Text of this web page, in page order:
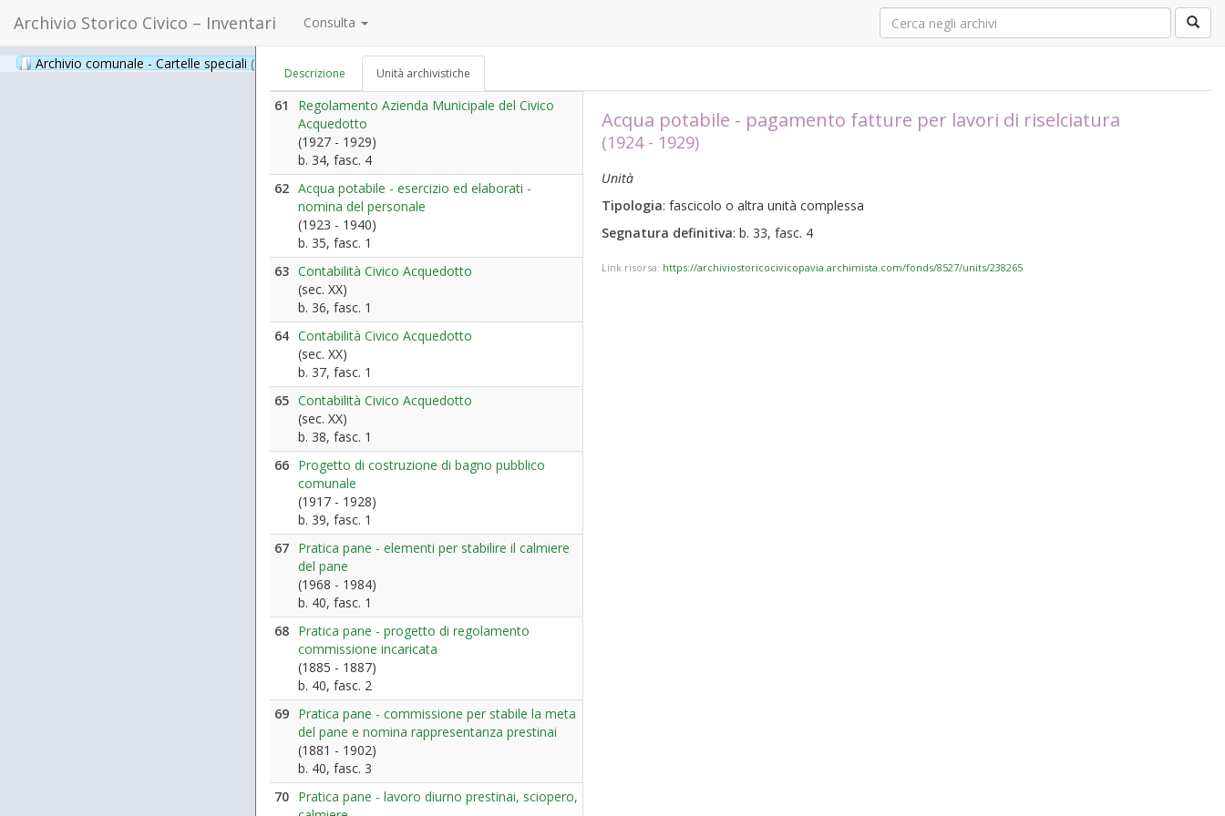
Archivio Storico Civico – Inventari Consulta
Archivio comunale - Cartelle speciali (397)
Descrizione Unità archivistiche
61
Regolamento Azienda Municipale del Civico
Acquedotto
(1927 - 1929)
b. 34, fasc. 4
62 Acqua potabile - esercizio ed elaborati -
nomina del personale
(1923 - 1940)
b. 35, fasc. 1
63 Contabilità Civico Acquedotto
(sec. XX)
b. 36, fasc. 1
64 Contabilità Civico Acquedotto
(sec. XX)
b. 37, fasc. 1
65 Contabilità Civico Acquedotto
(sec. XX)
b. 38, fasc. 1
66 Progetto di costruzione di bagno pubblico
comunale
(1917 - 1928)
b. 39, fasc. 1
67 Pratica pane - elementi per stabilire il calmiere
del pane
(1968 - 1984)
b. 40, fasc. 1
68 Pratica pane - progetto di regolamento
commissione incaricata
(1885 - 1887)
b. 40, fasc. 2
69 Pratica pane - commissione per stabile la meta
del pane e nomina rappresentanza prestinai
(1881 - 1902)
b. 40, fasc. 3
70 Pratica pane - lavoro diurno prestinai, sciopero,
Acqua potabile - pagamento fatture per lavori di riselciatura
(1924 - 1929)
Unità
Tipologia: fascicolo o altra unità complessa
Segnatura definitiva: b. 33, fasc. 4
Link risorsa: https://archiviostoricocivicopavia.archimista.com/fonds/8527/units/238265